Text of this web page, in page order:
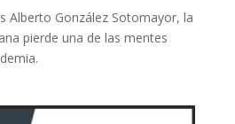
Alberto González Sotomayor, la
pierde una de las mentes